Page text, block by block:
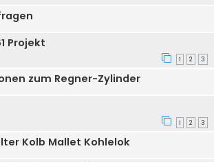
Projekt
1 2 3
zum Regner-Zylinder
1 2 3
Kolb Mallet Kohlelok